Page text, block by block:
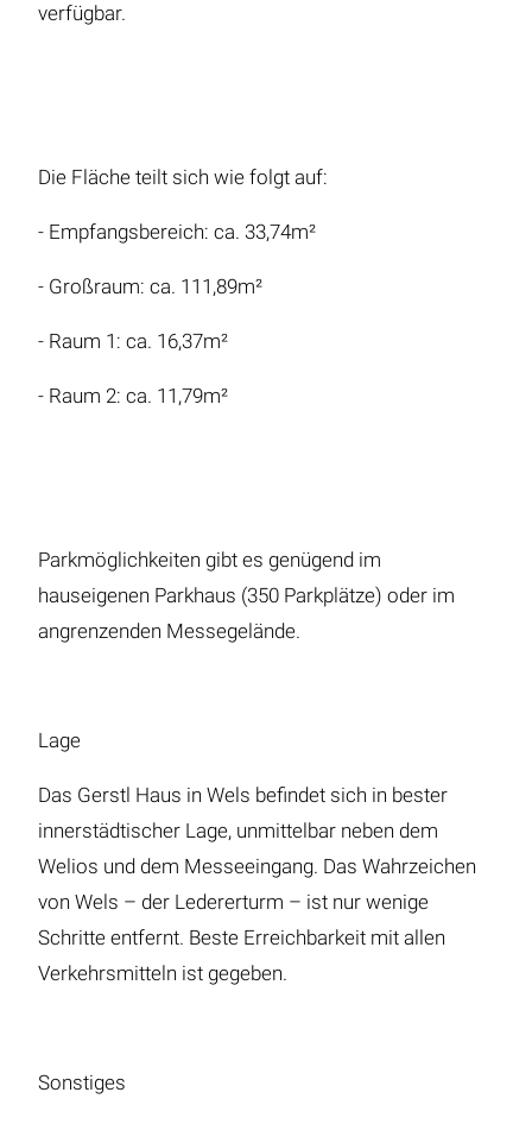
verfügbar.
Die Fläche teilt sich wie folgt auf:
- Empfangsbereich: ca. 33,74m²
- Großraum: ca. 111,89m²
- Raum 1: ca. 16,37m²
- Raum 2: ca. 11,79m²
Parkmöglichkeiten gibt es genügend im
hauseigenen Parkhaus (350 Parkplätze) oder im
angrenzenden Messegelände.
Lage
Das Gerstl Haus in Wels befindet sich in bester
innerstädtischer Lage, unmittelbar neben dem
Welios und dem Messeeingang. Das Wahrzeichen
von Wels – der Ledererturm – ist nur wenige
Schritte entfernt. Beste Erreichbarkeit mit allen
Verkehrsmitteln ist gegeben.
Sonstiges